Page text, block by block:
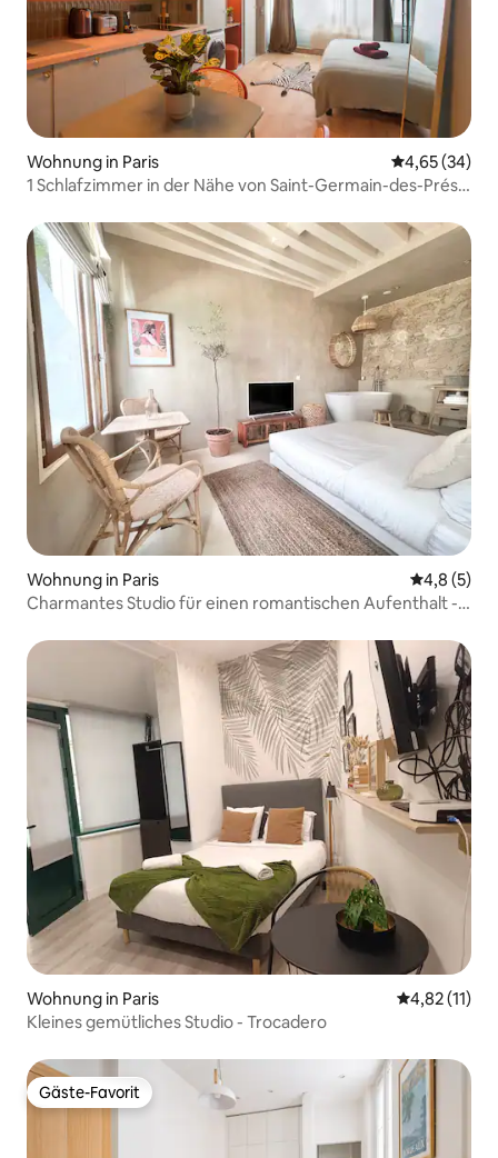
Wohnung in Paris
4,65 (34)
1 Schlafzimmer in der Nähe von Saint-Germain-des-Prés –
Wohnung in Paris
4,8 (5)
Charmantes Studio für einen romantischen Aufenthalt -
Wohnung in Paris
4,82 (11)
Kleines gemütliches Studio - Trocadero
Gäste-Favorit
Gäste-Favorit